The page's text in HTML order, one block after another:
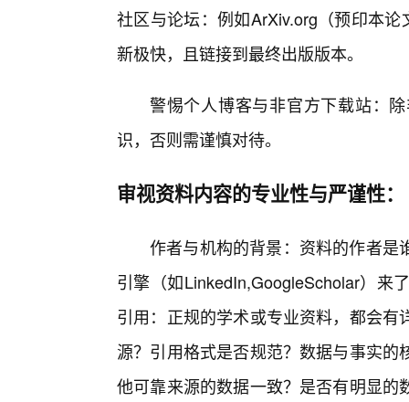
社区与论坛：例如ArXiv.org（预印本
新极快，且链接到最终出版版本。
警惕个人博客与非官方下载站：
识，否则需谨慎对待。
审视资料内容的专业性与严谨性：
作者与机构的背景：资料的作者是
引擎（如LinkedIn,GoogleScholar）来
引用：正规的学术或专业资料，都会
源？引用格式是否规范？数据与事实
他可靠来源的数据一致？是否有明显